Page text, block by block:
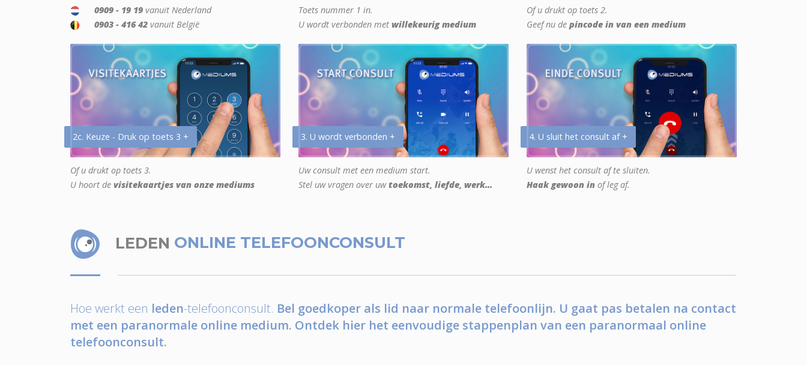
0909 - 19 19 vanuit Nederland
0903 - 416 42 vanuit België
Toets nummer 1 in.
U wordt verbonden met willekeurig medium
Of u drukt op toets 2.
Geef nu de pincode in van een medium
2c. Keuze - Druk op toets 3 +
Of u drukt op toets 3.
U hoort de visitekaartjes van onze mediums
3. U wordt verbonden +
Uw consult met een medium start.
Stel uw vragen over uwtoekomst, liefde, werk...
4. U sluit het consult af +
U wenst het consult af te sluiten.
Haak gewoon in of leg af.
LEDEN ONLINE TELEFOONCONSULT
Hoe werkt een leden-telefoonconsult. Bel goedkoper als lid naar normale telefoonlijn. U gaat pas betalen na contact
met een paranormale online medium. Ontdek hier het eenvoudige stappenplan van een paranormaal online
telefoonconsult.